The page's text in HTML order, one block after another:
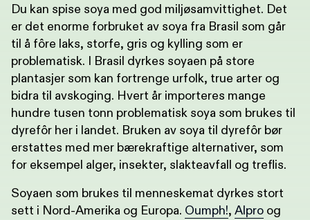
Du kan spise soya med god miljøsamvittighet. Det
er det enorme forbruket av soya fra Brasil som går
til å fôre laks, storfe, gris og kylling som er
problematisk. I Brasil dyrkes soyaen på store
plantasjer som kan fortrenge urfolk, true arter og
bidra til avskoging. Hvert år importeres mange
hundre tusen tonn problematisk soya som brukes til
dyrefôr her i landet. Bruken av soya til dyrefôr bør
erstattes med mer bærekraftige alternativer, som
for eksempel alger, insekter, slakteavfall og treflis.
Soyaen som brukes til menneskemat dyrkes stort
sett i Nord-Amerika og Europa. Oumph!, Alpro og